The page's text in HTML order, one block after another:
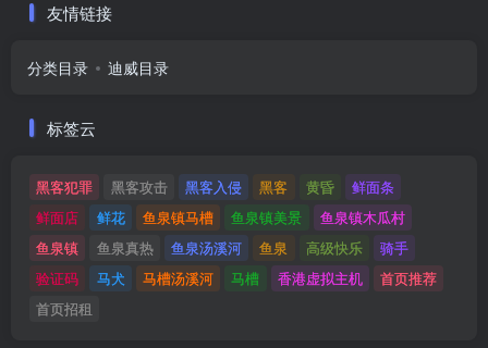
友情链接
分类目录 迪威目录
标签云
黑客犯罪 黑客攻击 黑客入侵 黑客 黄昏
鲜面条
鲜面店
鲜花 鱼泉镇马槽 鱼泉镇美景
鱼泉镇木瓜村
鱼泉镇
鱼泉真热 鱼泉汤溪河 鱼泉 高级快乐
骑手
验证码
马犬 马槽汤溪河 马槽 香港虚拟主机
首页推荐
首页招租